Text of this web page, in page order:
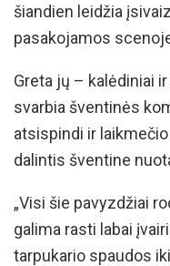
šiandien leidžia
pasakojamos
Greta jų – kalėdiniai
svarbia šventinės
atsispindi ir
dalintis šventine
„Visi šie pavyzdžiai
galima rasti labai
tarpukario spaudos